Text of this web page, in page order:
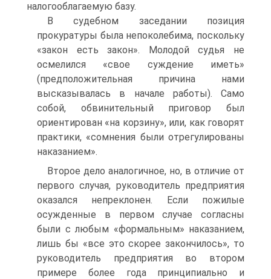
налогооблагаемую базу.
В судебном заседании позиция
прокуратуры была непоколебима, поскольку
«закон есть закон». Молодой судья не
осмелился «свое суждение иметь»
(предположительная причина нами
высказывалась в начале работы). Само
собой, обвинительный приговор был
ориентирован «на корзину», или, как говорят
практики, «сомнения были отрегулированы
наказанием».
Второе дело аналогичное, но, в отличие от
первого случая, руководитель предприятия
оказался непреклонен. Если пожилые
осужденные в первом случае согласны
были с любым «формальным» наказанием,
лишь бы «все это скорее закончилось», то
руководитель предприятия во втором
примере более года принципиально и